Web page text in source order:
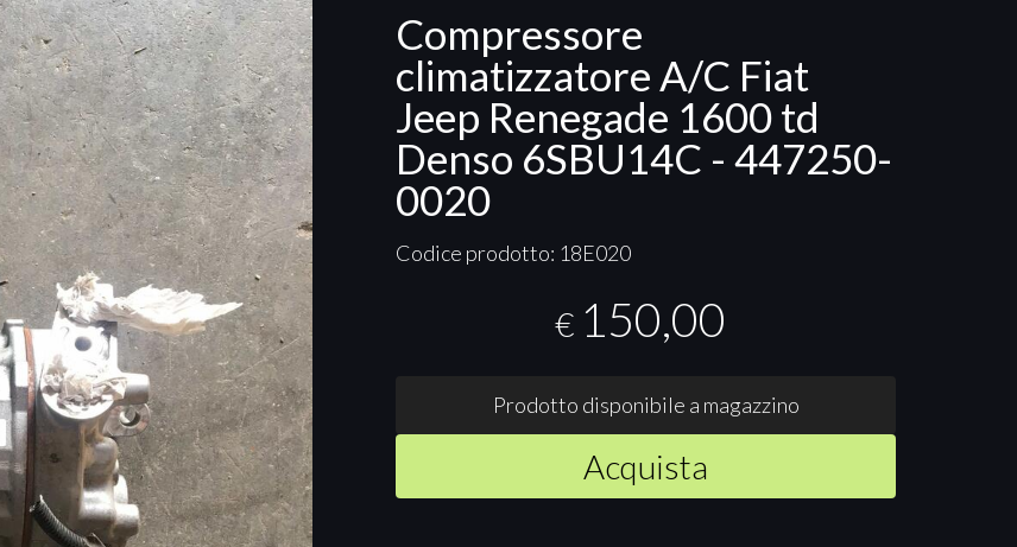
Compressore
climatizzatore A/C Fiat
Jeep Renegade 1600 td
Denso 6SBU14C - 447250-
0020
Codice prodotto: 18E020
€ 150,00
Prodotto disponibile a magazzino
Acquista